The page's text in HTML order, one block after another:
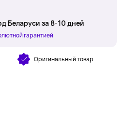
Беларуси за 8-10 дней
гарантией
Оригинальный товар